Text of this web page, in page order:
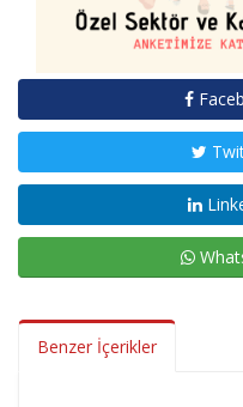
Benzer İçerikler